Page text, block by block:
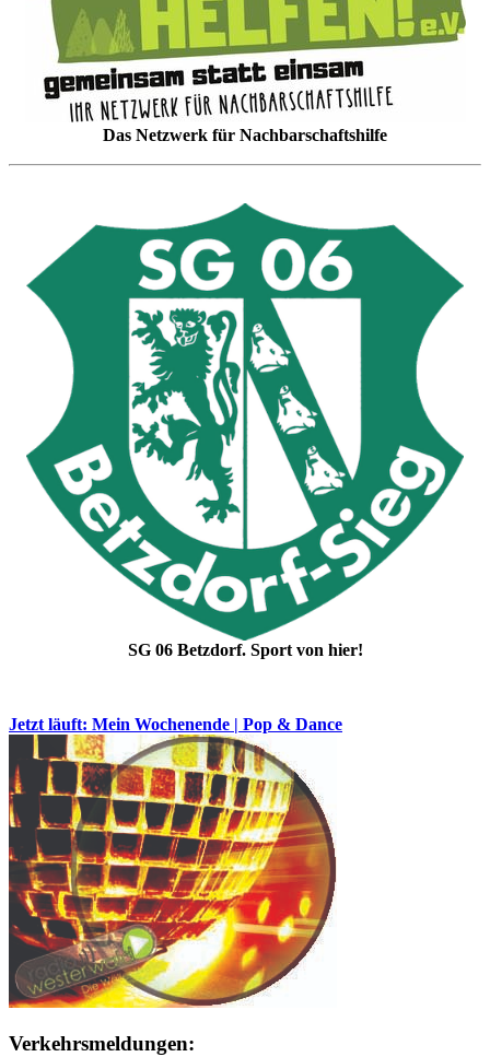
Das Netzwerk für Nachbarschaftshilfe
SG 06 Betzdorf. Sport von hier!
Jetzt läuft: Mein Wochenende | Pop & Dance
Verkehrsmeldungen: